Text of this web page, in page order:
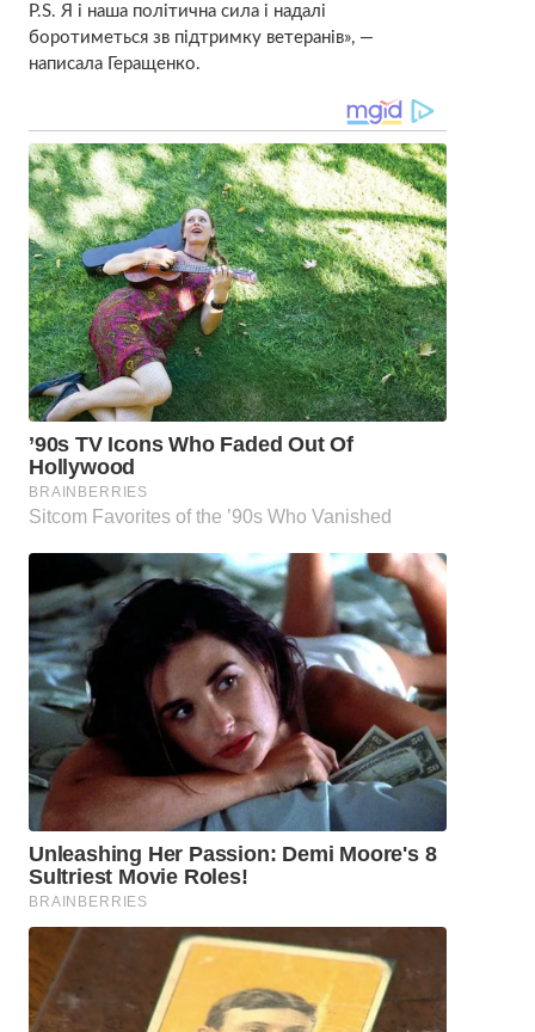
Р.S. Я і наша політична сила і надалі
боротиметься зв підтримку ветеранів», —
написала Геращенко.